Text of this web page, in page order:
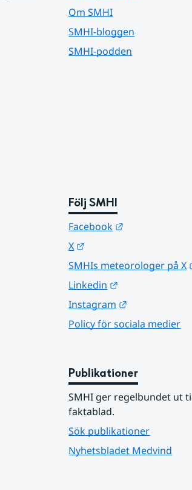
Om SMHI
SMHI-bloggen
SMHI-podden
Följ SMHI
Facebook
X
SMHIs meteorologer på X
Linkedin
Instagram
Policy för sociala medier
Publikationer
SMHI ger regelbundet ut
faktablad.
Sök publikationer
Nyhetsbladet Medvind